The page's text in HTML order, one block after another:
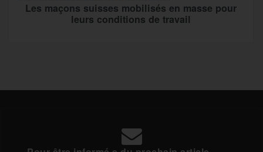
Les maçons suisses mobilisés en masse pour
leurs conditions de travail